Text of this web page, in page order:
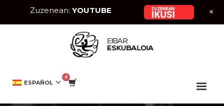
ESPAÑOL
JORNADA 22 Crónica
Zuzenean: YOUTUBE +